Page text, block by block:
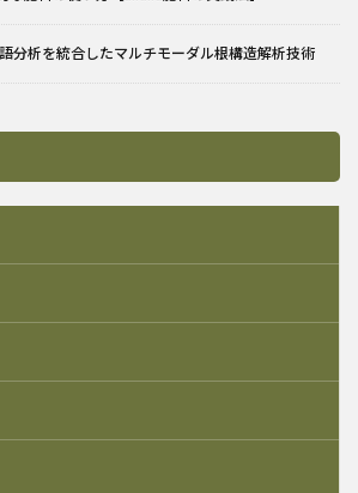
分析を統合したマルチモーダル根構造解析技術